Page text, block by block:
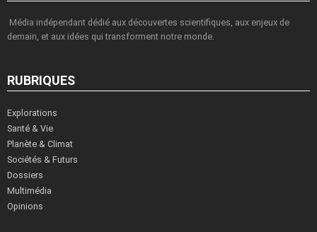
Média indépendant dédié aux découvertes scientifiques, aux enjeux de
demain, et aux idées qui transforment notre monde.
RUBRIQUES
Explorations
Santé & Vie
Planète & Climat
Sociétés & Futurs
Dossiers
Multimédia
Opinions